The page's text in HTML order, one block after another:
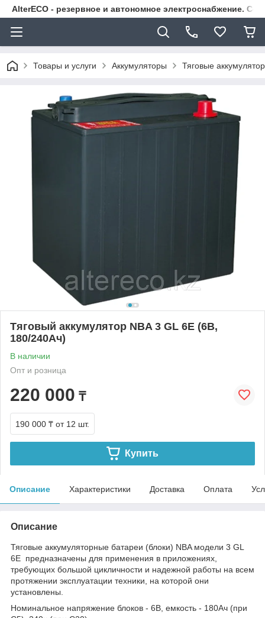
AlterECO - резервное и автономное электроснабжение.
Товары и услуги Аккумуляторы Тяговые
Тяговый аккумулятор NBA 3 GL 6E (6В,
180/240Ач)
В наличии
Опт и розница
220 000 ₸
190 000 ₸ от 12 шт.
Купить
Описание Характеристики Доставка Оплата
Описание
Тяговые аккумуляторные батареи (блоки) NBA модели 3 GL
6E предназначены для применения в приложениях,
требующих большой цикличности и надежной работы на всем
протяжении эксплуатации техники, на которой они
установлены.
Номинальное напряжение блоков - 6В, емкость - 180Ач (при